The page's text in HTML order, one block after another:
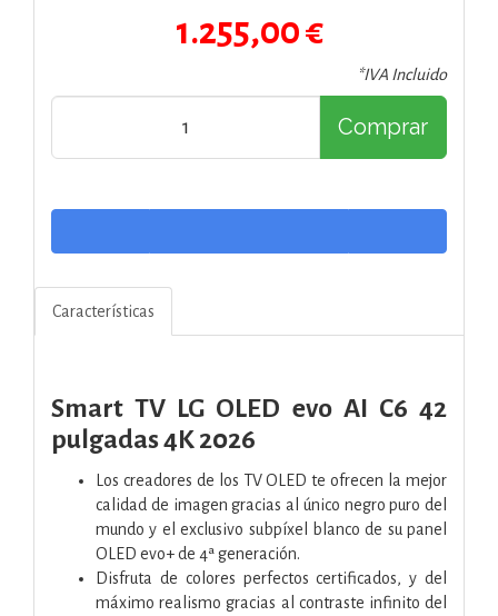
1.255,00 €
*IVA Incluido
Comprar
Características
Smart TV LG OLED evo AI C6 42
pulgadas 4K 2026
Los creadores de los TV OLED te ofrecen la mejor
calidad de imagen gracias al único negro puro del
mundo y el exclusivo subpíxel blanco de su panel
OLED evo+ de 4ª generación.
Disfruta de colores perfectos certificados, y del
máximo realismo gracias al contraste infinito del